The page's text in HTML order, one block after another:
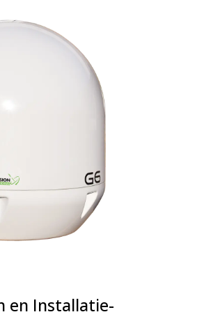
en Installatie-